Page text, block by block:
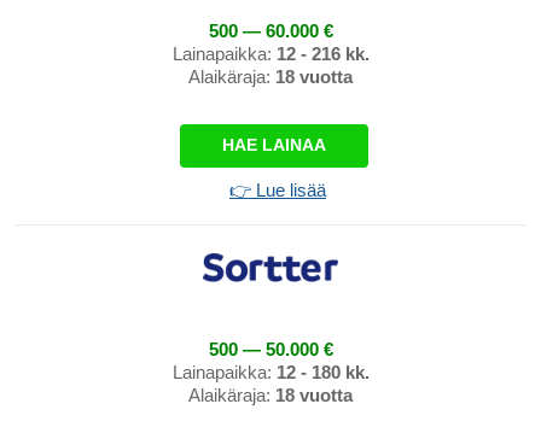
500 — 60.000 €
Lainapaikka: 12 - 216 kk.
Alaikäraja: 18 vuotta
HAE LAINAA
👉 Lue lisää
500 — 50.000 €
Lainapaikka: 12 - 180 kk.
Alaikäraja: 18 vuotta